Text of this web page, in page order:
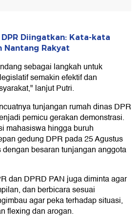
Diingatkan: Kata-kata
Nantang Rakyat
sebagai langkah untuk
semakin efektif dan
lanjut Putri.
tunjangan rumah dinas DPR
pemicu gerakan demonstrasi.
mahasiswa hingga buruh
gedung DPR pada 25 Agustus
besaran tunjangan anggota
dan DPRD PAN juga diminta agar
dan berbicara sesuai
agar peka terhadap situasi,
flexing dan arogan.